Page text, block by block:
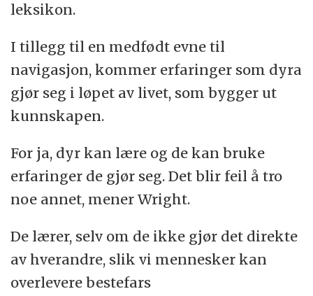
leksikon.
I tillegg til en medfødt evne til
navigasjon, kommer erfaringer som dyra
gjør seg i løpet av livet, som bygger ut
kunnskapen.
For ja, dyr kan lære og de kan bruke
erfaringer de gjør seg. Det blir feil å tro
noe annet, mener Wright.
De lærer, selv om de ikke gjør det direkte
av hverandre, slik vi mennesker kan
overlevere bestefars